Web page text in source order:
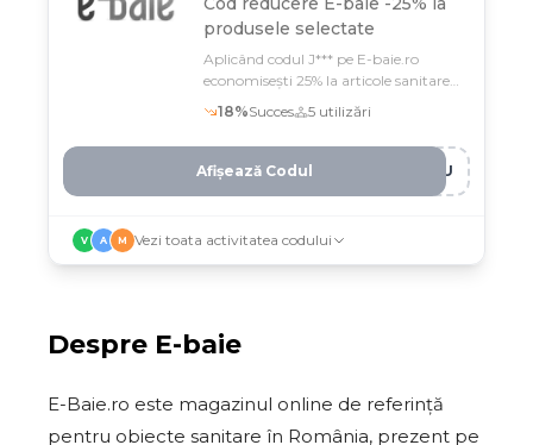
produsele selectate
Aplicând codul J*** pe E-baie.ro
economisești 25% la articole sanitare
premium până 12 februarie
18%Succes 5 utilizări
YAU
Afișează Codul
V A M Vezi toata activitatea codului
Despre E-baie
E-Baie.ro este magazinul online de referință
pentru obiecte sanitare în România, prezent pe